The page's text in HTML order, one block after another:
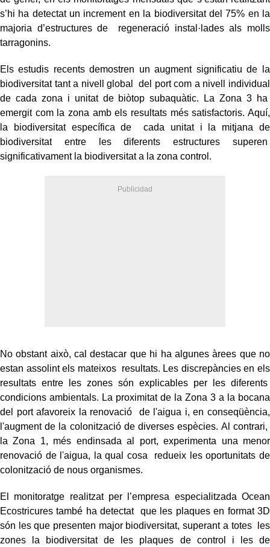
s’hi ha detectat un increment en la biodiversitat del 75% en la
majoria d’estructures de regeneració instal·lades als molls
tarragonins.
Els estudis recents demostren un augment significatiu de la
biodiversitat tant a nivell global del port com a nivell individual
de cada zona i unitat de biòtop subaquàtic. La Zona 3 ha
emergit com la zona amb els resultats més satisfactoris. Aquí,
la biodiversitat específica de cada unitat i la mitjana de
biodiversitat entre les diferents estructures superen
significativament la biodiversitat a la zona control.
No obstant això, cal destacar que hi ha algunes àrees que no
estan assolint els mateixos resultats. Les discrepàncies en els
resultats entre les zones són explicables per les diferents
condicions ambientals. La proximitat de la Zona 3 a la bocana
del port afavoreix la renovació de l'aigua i, en conseqüència,
l'augment de la colonització de diverses espècies. Al contrari,
la Zona 1, més endinsada al port, experimenta una menor
renovació de l'aigua, la qual cosa redueix les oportunitats de
colonització de nous organismes.
El monitoratge realitzat per l’empresa especialitzada Ocean
Ecostricures també ha detectat que les plaques en format 3D
són les que presenten major biodiversitat, superant a totes les
zones la biodiversitat de les plaques de control i les de